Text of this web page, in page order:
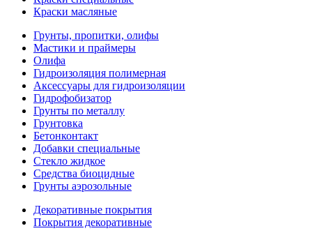
Краски масляные
Грунты, пропитки, олифы
Мастики и праймеры
Олифа
Гидроизоляция полимерная
Аксессуары для гидроизоляции
Гидрофобизатор
Грунты по металлу
Грунтовка
Бетонконтакт
Добавки специальные
Стекло жидкое
Средства биоцидные
Грунты аэрозольные
Декоративные покрытия
Покрытия декоративные